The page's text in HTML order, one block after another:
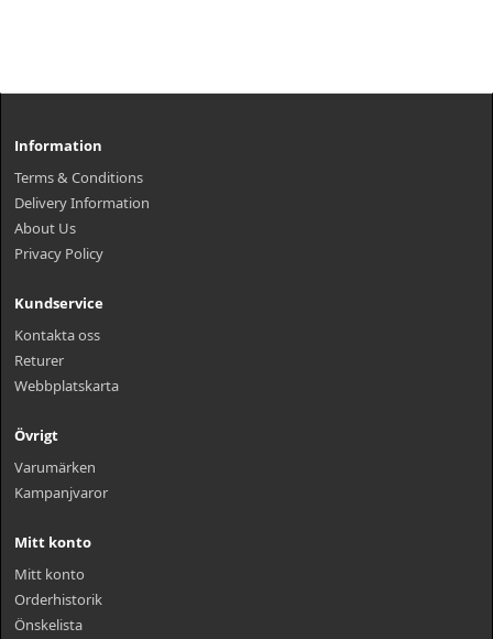
Information
Terms & Conditions
Delivery Information
About Us
Privacy Policy
Kundservice
Kontakta oss
Returer
Webbplatskarta
Övrigt
Varumärken
Kampanjvaror
Mitt konto
Mitt konto
Orderhistorik
Önskelista